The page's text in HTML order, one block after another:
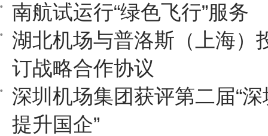
南航试运行“绿色飞行”服务
湖北机场与普洛斯（上海）
订战略合作协议
深圳机场集团获评第二届“
提升国企”